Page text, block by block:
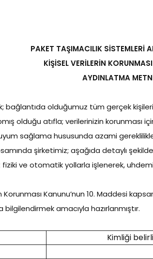
PAKET TAŞIMACILIK SİSTEMLERİ
KİŞİSEL VERİLERİN
AYDINLATMA
bağlantıda olduğumuz tüm gerçek
olduğu atıfla; verilerinizin
sağlama hususunda azami
şirketimiz; aşağıda detaylı
ve otomatik yollarla işlenerek,
Kanunu’nun 10. Maddesi
amacıyla hazırlanmıştır.
Kimliği